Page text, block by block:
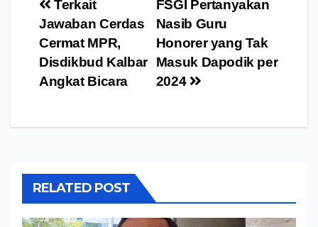
Navigasi
pos
FSGI Pertanyakan
Nasib Guru
Honorer yang Tak
Masuk Dapodik per
2024
Terkait
Jawaban Cerdas
Cermat MPR,
Disdikbud Kalbar
Angkat Bicara
RELATED POST